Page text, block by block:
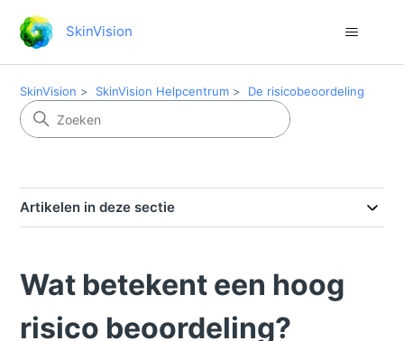
SkinVision
SkinVision SkinVision Helpcentrum De risicobeoordeling
Artikelen in deze sectie
Wat betekent een hoog
risico beoordeling?